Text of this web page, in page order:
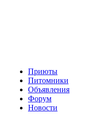
Приюты
Питомники
Объявления
Форум
Новости